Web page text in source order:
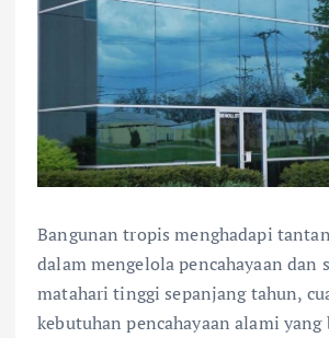
Bangunan tropis menghadapi
dalam mengelola pencahayaan dan
matahari tinggi sepanjang tahun,
kebutuhan pencahayaan alami yang